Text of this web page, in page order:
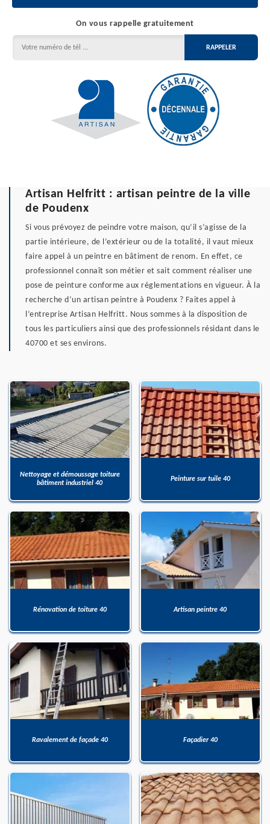
On vous rappelle gratuitement
Artisan Helfritt : artisan peintre de la ville
de Poudenx
Si vous prévoyez de peindre votre maison, qu’il s’agisse de la
partie intérieure, de l’extérieur ou de la totalité, il vaut mieux
faire appel à un peintre en bâtiment de renom. En effet, ce
professionnel connaît son métier et sait comment réaliser une
pose de peinture conforme aux réglementations en vigueur. À la
recherche d’un artisan peintre à Poudenx ? Faites appel à
l’entreprise Artisan Helfritt. Nous sommes à la disposition de
tous les particuliers ainsi que des professionnels résidant dans le
40700 et ses environs.
Nettoyage et démoussage toiture
bâtiment industriel 40
Peinture sur tuile 40
Rénovation de toiture 40 Artisan peintre 40
Ravalement de façade 40 Façadier 40